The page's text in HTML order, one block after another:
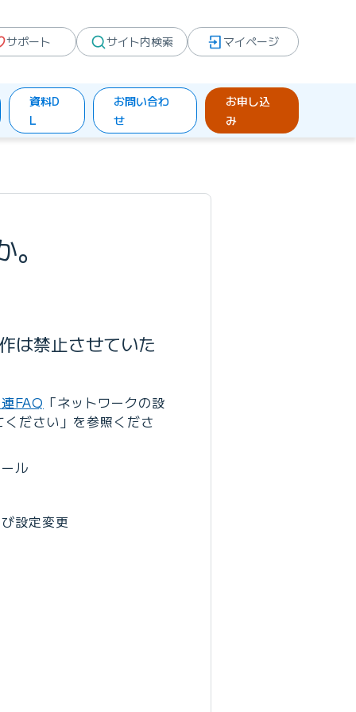
サポート サイト内検索 マイページ
資料D
L
お問い合わ
せ
お申し込
み
は禁止させていた
FAQ 「ネットワークの設
ださい」を参照くださ
ル
設定変更